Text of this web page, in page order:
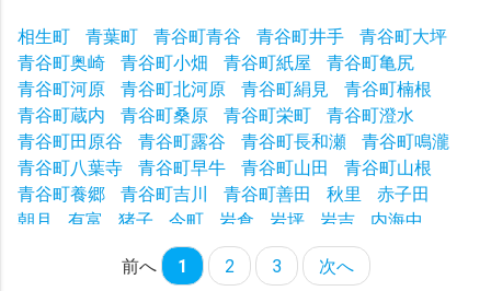
相生町 青葉町 青谷町青谷 青谷町井手
青谷町大坪
青谷町奥崎
青谷町小畑 青谷町紙屋
青谷町亀尻
青谷町河原
青谷町北河原 青谷町絹見
青谷町楠根
青谷町蔵内
青谷町桑原 青谷町栄町
青谷町澄水
青谷町田原谷
青谷町露谷 青谷町長和瀬
青谷町鳴瀧
青谷町八葉寺
青谷町早牛 青谷町山田
青谷町山根
青谷町養郷
青谷町吉川 青谷町善田 秋里
赤子田
朝月
有富 猪子 今町 岩倉 岩坪 岩吉
内海中
江崎町 江津 戎町 円護寺 円通寺
大塚 大畑 晩稲 桶屋町 尾崎
前へ 1 2 3 次へ